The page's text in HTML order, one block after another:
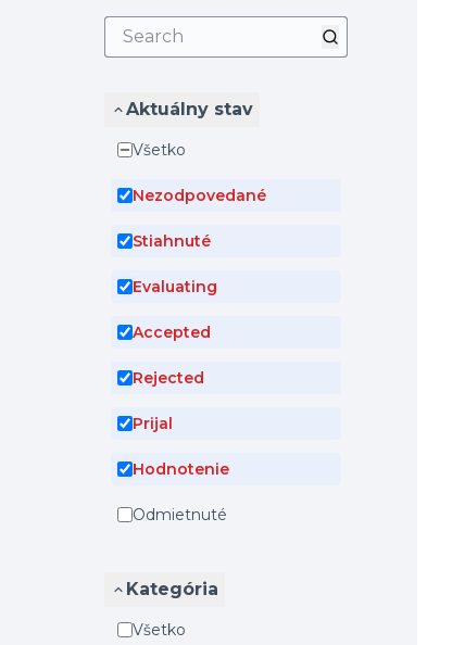
Aktuálny stav
Všetko
Nezodpovedané
Stiahnuté
Evaluating
Accepted
Rejected
Prijal
Hodnotenie
Odmietnuté
Kategória
Všetko